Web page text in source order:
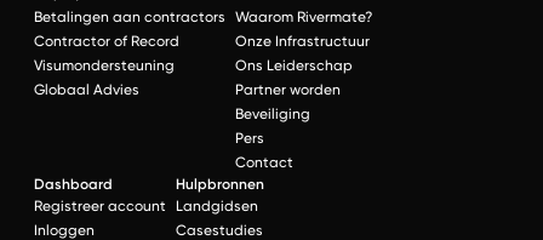
Betalingen aan contractors
Contractor of Record
Visumondersteuning
Globaal Advies
Waarom Rivermate?
Onze Infrastructuur
Ons Leiderschap
Partner worden
Beveiliging
Pers
Contact
Dashboard
Registreer account
Inloggen
Hulpbronnen
Landgidsen
Casestudies